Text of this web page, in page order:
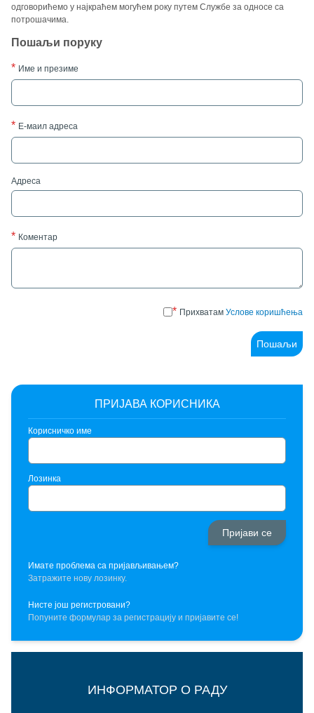
одговорићемо у најкраћем могућем року путем Службе за односе са
потрошачима.
Пошаљи поруку
Име и презиме
Е-маил адреса
Адреса
Коментар
Прихватам Услове коришћења
Пошаљи
ПРИЈАВА КОРИСНИКА
Корисничко име
Лозинка
Имате проблема са пријављивањем?
Затражите нову лозинку.
Нисте још регистровани?
Попуните формулар за регистрацију и пријавите се!
ИНФОРМАТОР О РАДУ